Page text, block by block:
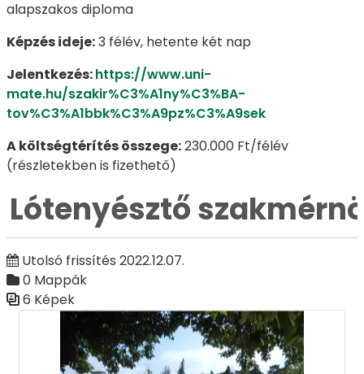
alapszakos diploma
Képzés ideje:3 félév, hetente két nap
Jelentkezés:https://www.uni-
mate.hu/szakir%C3%A1ny%C3%BA-
tov%C3%A1bbk%C3%A9pz%C3%A9sek
A költségtérítés összege:230.000 Ft/félév
(részletekben is fizethető)
Lótenyésztő
Utolsó frissítés 2022.12.07.
0 Mappák
6 Képek